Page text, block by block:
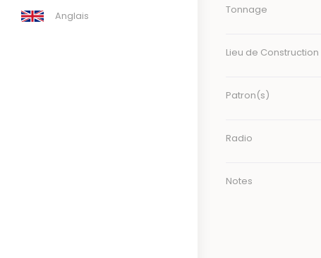
Anglais Tonnage
Lieu de Construction
Patron(s)
Radio
Notes